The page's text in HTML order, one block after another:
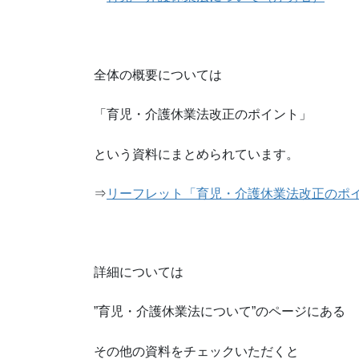
全体の概要については
「育児・介護休業法改正のポイント」
という資料にまとめられています。
⇒ リーフレット「育児・介護休業法改正のポ
詳細については
”育児・介護休業法について”のページにある
その他の資料をチェックいただくと